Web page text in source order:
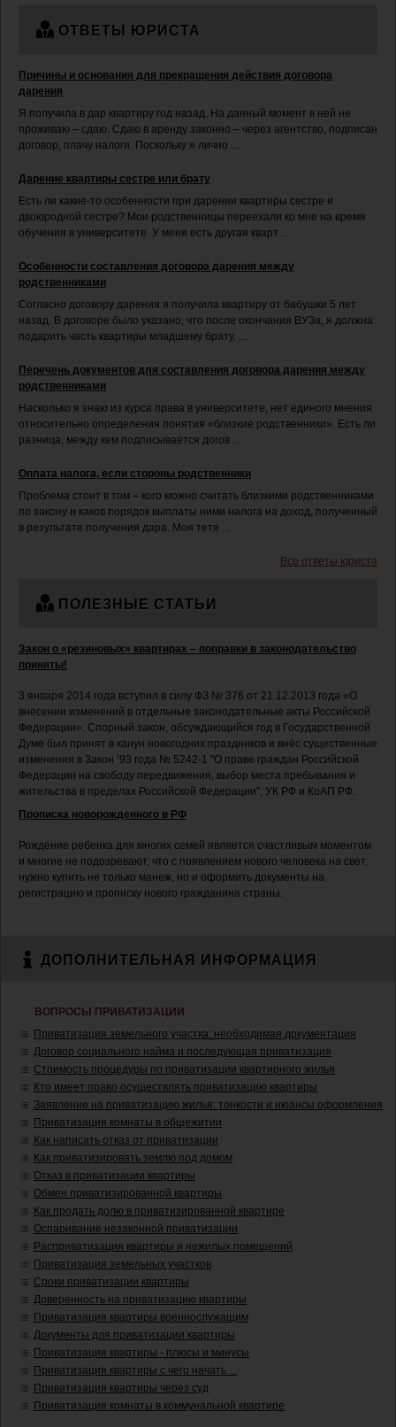
ОТВЕТЫ ЮРИСТА
Причины и основания для прекращения действия договора
дарения
Я получила в дар квартиру год назад. На данный момент в ней не
проживаю – сдаю. Сдаю в аренду законно – через агентство, подписан
договор, плачу налоги. Поскольку я лично ...
Дарение квартиры сестре или брату
Есть ли какие-то особенности при дарении квартиры сестре и
двоюродной сестре? Мои родственницы переехали ко мне на время
обучения в университете. У меня есть другая кварт ...
Особенности составления договора дарения между
родственниками
Согласно договору дарения я получила квартиру от бабушки 5 лет
назад. В договоре было указано, что после окончания ВУЗа, я должна
подарить часть квартиры младшему брату. ...
Перечень документов для составления договора дарения между
родственниками
Насколько я знаю из курса права в университете, нет единого мнения
относительно определения понятия «близкие родственники». Есть ли
разница, между кем подписывается догов ...
Оплата налога, если стороны родственники
Проблема стоит в том – кого можно считать близкими родственниками
по закону и каков порядок выплаты ними налога на доход, полученный
в результате получения дара. Моя тетя ...
Все ответы юриста
ПОЛЕЗНЫЕ СТАТЬИ
Закон о «резиновых» квартирах – поправки в законодательство
приняты!
3 января 2014 года вступил в силу ФЗ № 376 от 21.12.2013 года «О
внесении изменений в отдельные законодательные акты Российской
Федерации». Спорный закон, обсуждающийся год в Государственной
Думе был принят в канун новогодних праздников и внёс существенные
изменения в Закон ’93 года № 5242-1 "О праве граждан Российской
Федерации на свободу передвижения, выбор места пребывания и
жительства в пределах Российской Федерации", УК РФ и КоАП РФ.
Прописка новорожденного в РФ
Рождение ребенка для многих семей является счастливым моментом
и многие не подозревают, что с появлением нового человека на свет,
нужно купить не только манеж, но и оформить документы на
регистрацию и прописку нового гражданина страны.
ДОПОЛНИТЕЛЬНАЯ ИНФОРМАЦИЯ
ВОПРОСЫ ПРИВАТИЗАЦИИ
Приватизация земельного участка: необходимая документация
Договор социального найма и последующая приватизация
Стоимость процедуры по приватизации квартирного жилья
Кто имеет право осуществлять приватизацию квартиры
Заявление на приватизацию жилья: тонкости и нюансы оформления
Приватизация комнаты в общежитии
Как написать отказ от приватизации
Как приватизировать землю под домом
Отказ в приватизации квартиры
Обмен приватизированной квартиры
Как продать долю в приватизированной квартире
Оспаривание незаконной приватизации
Расприватизация квартиры и нежилых помещений
Приватизация земельных участков
Сроки приватизации квартиры
Доверенность на приватизацию квартиры
Приватизация квартиры военнослужащим
Документы для приватизации квартиры
Приватизация квартиры - плюсы и минусы
Приватизация квартиры с чего начать…
Приватизация квартиры через суд
Приватизация комнаты в коммунальной квартире